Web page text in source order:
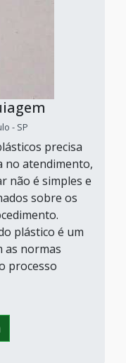
- SP
precisa
no atendimento,
não é simples e
sobre os
plástico é um
as normas
processo